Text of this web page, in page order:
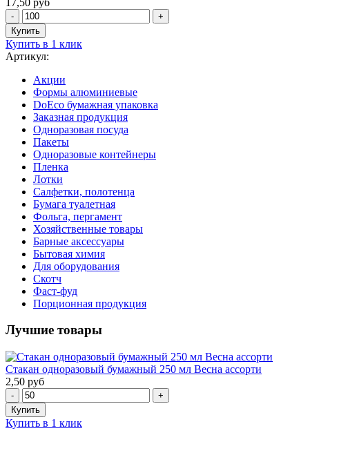
Купить в 1 клик
Артикул:
Акции
Формы алюминиевые
DoEco бумажная упаковка
Заказная продукция
Одноразовая посуда
Пакеты
Одноразовые контейнеры
Пленка
Лотки
Салфетки, полотенца
Бумага туалетная
Фольга, пергамент
Хозяйственные товары
Барные аксессуары
Бытовая химия
Для оборудования
Скотч
Фаст-фуд
Порционная продукция
Лучшие товары
Стакан одноразовый бумажный 250 мл Весна ассорти
2,50 руб
Купить в 1 клик